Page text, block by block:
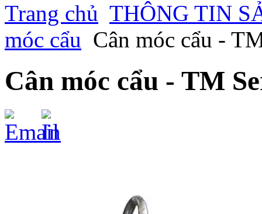
Trang chủ THÔNG TIN
móc cẩu Cân móc cẩu -
Cân móc cẩu - TM